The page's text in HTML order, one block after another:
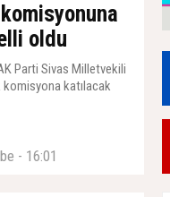
oldu
Parti Sivas Milletvekili
katılacak
- 16:01